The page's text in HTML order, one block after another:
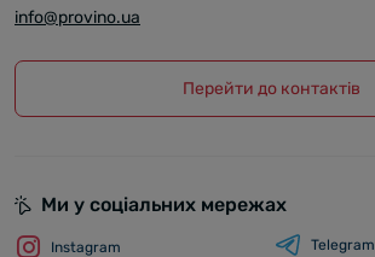
info@provino.ua
Перейти до контактів
Ми у соціальних мережах
Instagram Telegram